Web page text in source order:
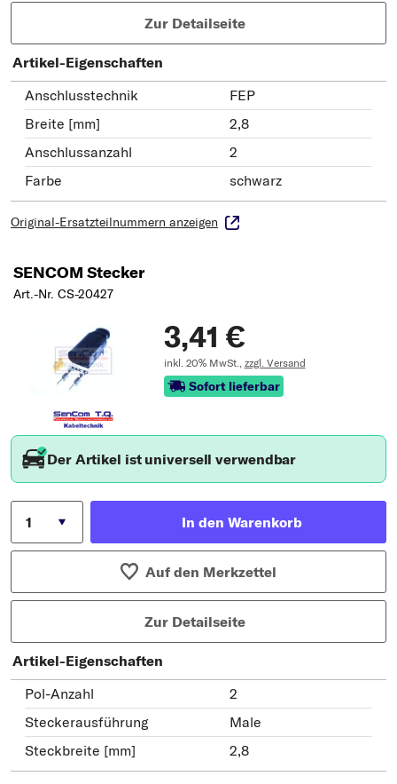
Zur Detailseite
Artikel-Eigenschaften
Anschlusstechnik
FEP
Breite [mm]
2,8
Anschlussanzahl
2
Farbe
schwarz
Original-Ersatzteilnummern anzeigen
SENCOM Stecker
Art.-Nr. CS-20427
3,41 €
inkl. 20% MwSt., zzgl. Versand
Sofort lieferbar
Der Artikel ist universell verwendbar
In den Warenkorb
Auf den Merkzettel
Zur Detailseite
Artikel-Eigenschaften
Pol-Anzahl
2
Steckerausführung
Male
Steckbreite [mm]
2,8